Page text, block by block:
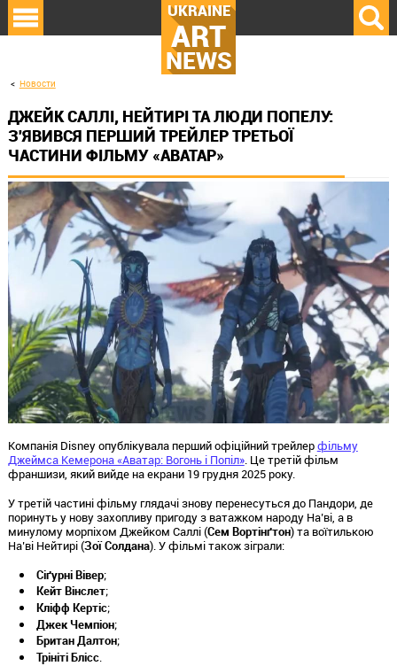
UKRAINE
ART
NEWS
Новости
ДЖЕЙК САЛЛІ, НЕЙТИРІ ТА ЛЮДИ ПОПЕЛУ:
З'ЯВИВСЯ ПЕРШИЙ ТРЕЙЛЕР ТРЕТЬОЇ
ЧАСТИНИ ФІЛЬМУ «АВАТАР»
Компанія Disney опублікувала перший офіційний трейлерфільму
Джеймса Кемерона «Аватар: Вогонь і Попіл». Це третій фільм
франшизи, який вийде на екрани 19 грудня 2025 року.
У третій частині фільму глядачі знову перенесуться до Пандори, де
поринуть у нову захопливу пригоду з ватажком народу На’ві, а в
минулому морпіхом Джейком Саллі (Сем Вортінґтон) та воїтилькою
На’ві Нейтирі (Зої Солдана). У фільмі також зіграли:
Сіґурні Вівер;
Кейт Вінслет;
Кліфф Кертіс;
Джек Чемпіон;
Британ Далтон;
Трініті Блісс.